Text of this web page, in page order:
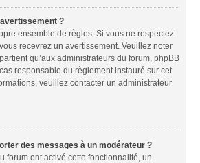
?
ensemble de règles. Si vous ne respectez
recevrez un avertissement. Veuillez noter
qu’aux administrateurs du forum, phpBB
responsable du règlement instauré sur cet
veuillez contacter un administrateur
des messages à un modérateur ?
forum ont activé cette fonctionnalité, un